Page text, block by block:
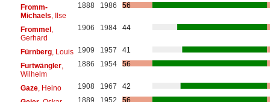
Fromm-
Michaels, Ilse
1888 1986 56
Frommel ,
Gerhard
1906 1984 44
Fürnberg, Louis 1909 1957
41
Furtwängler,
Wilhelm
1886 1954 56
Gaze, Heino 1908 1967
42